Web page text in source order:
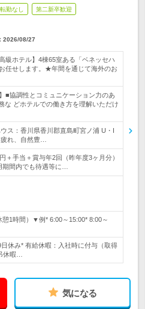
転勤なし 第二新卒歓迎
2026/08/27
級ホテル】4棟65室ある「ベネッセハ
任せします。★年間を通じて海外のお
■協調性とコミュニケーション力のあ
な どホテルでの働き方を理解いただけ
ス：香川県香川郡直島町宮ノ浦 U・I
れ、自然豊…
＋手当＋賞与年2回（昨年度3ヶ月分）
間内でも待遇等に…
憩1時間）▼例* 6:00～15:00* 8:00～
日休み* 有給休暇：入社時に付与（取得
休暇…
気になる